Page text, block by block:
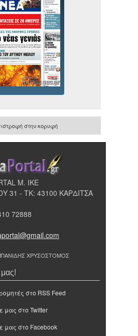
στην κορυφή
Μ. ΙΚΕ
31 - ΤΚ: 43100 ΚΑΡΔΙΤΣΑ
72888
ΧΡΥΣΟΣΤΟΜΟΣ
στο RSS Feed
μας στο Twitter
μας στο Facebook